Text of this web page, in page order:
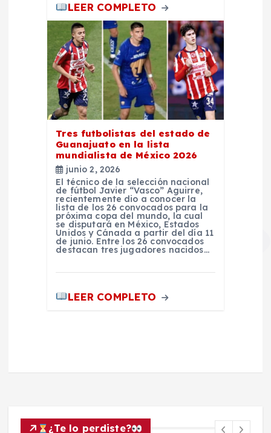
LEER COMPLETO
Tres futbolistas del estado de
Guanajuato en la lista
mundialista de México 2026
junio 2, 2026
El técnico de la selección nacional
de fútbol Javier “Vasco” Aguirre,
recientemente dio a conocer la
lista de los 26 convocados para la
próxima copa del mundo, la cual
se disputará en México, Estados
Unidos y Cánada a partir del día 11
de junio. Entre los 26 convocados
destacan tres jugadores nacidos…
LEER COMPLETO
¿Te lo perdiste?